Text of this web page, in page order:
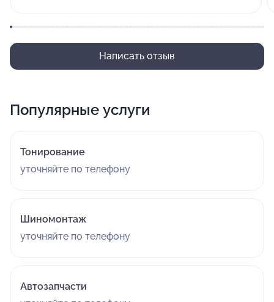
Написать отзыв
Популярные услуги
Тонирование
уточняйте по телефону
Шиномонтаж
уточняйте по телефону
Автозапчасти